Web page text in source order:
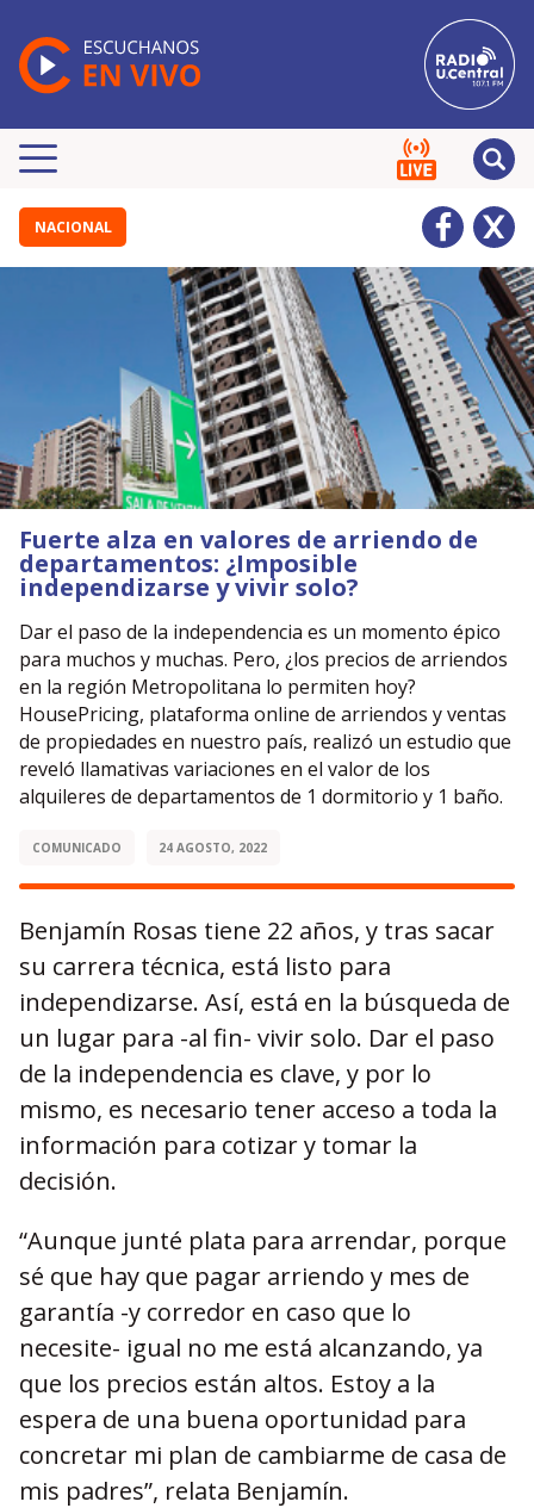
NACIONAL
Fuerte alza en valores de arriendo de
departamentos: ¿Imposible
independizarse y vivir solo?
Dar el paso de la independencia es un momento épico
para muchos y muchas. Pero, ¿los precios de arriendos
en la región Metropolitana lo permiten hoy?
HousePricing, plataforma online de arriendos y ventas
de propiedades en nuestro país, realizó un estudio que
reveló llamativas variaciones en el valor de los
alquileres de departamentos de 1 dormitorio y 1 baño.
COMUNICADO 24 AGOSTO, 2022
Benjamín Rosas tiene 22 años, y tras sacar
su carrera técnica, está listo para
independizarse. Así, está en la búsqueda de
un lugar para -al fin- vivir solo. Dar el paso
de la independencia es clave, y por lo
mismo, es necesario tener acceso a toda la
información para cotizar y tomar la
decisión.
“Aunque junté plata para arrendar, porque
sé que hay que pagar arriendo y mes de
garantía -y corredor en caso que lo
necesite- igual no me está alcanzando, ya
que los precios están altos. Estoy a la
espera de una buena oportunidad para
concretar mi plan de cambiarme de casa de
mis padres”, relata Benjamín.